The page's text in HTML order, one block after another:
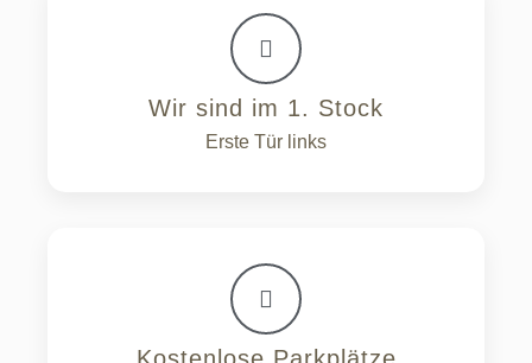
Wir sind im 1. Stock
Erste Tür links